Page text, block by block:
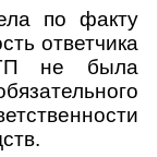
по факту
ответчика
не была